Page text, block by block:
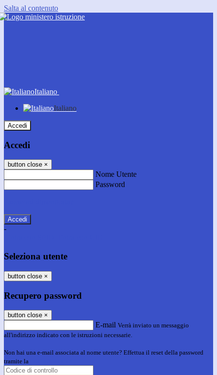
Salta al contenuto
Italiano
Italiano
Accedi
Accedi
button close ×
Nome Utente
Password
-
Seleziona utente
button close ×
Recupero password
button close ×
E-mail Verrà inviato un messaggio
all'indirizzo indicato con le istruzioni necessarie.
Non hai una e-mail associata al nome utente? Effettua il reset della password
tramite la